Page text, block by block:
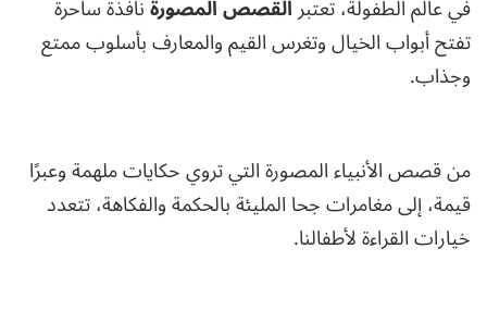
في عالم الطفولة، تعتبرالقصص المصورةنافذة ساحرة
تفتح أبواب الخيال وتغرس القيم والمعارف بأسلوب ممتع
وجذاب.
من قصص الأنبياء المصورة التي تروي حكايات ملهمة وعبرًا
قيمة، إلى مغامرات جحا المليئة بالحكمة والفكاهة، تتعدد
خيارات القراءة لأطفالنا.